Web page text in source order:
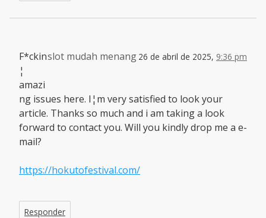
slot mudah menang 26 de abril de 2025, 9:36 pm
F*ckin
¦
amazi
ng issues here. I¦m very satisfied to look your
article. Thanks so much and i am taking a look
forward to contact you. Will you kindly drop me a e-
mail?
https://hokutofestival.com/
Responder